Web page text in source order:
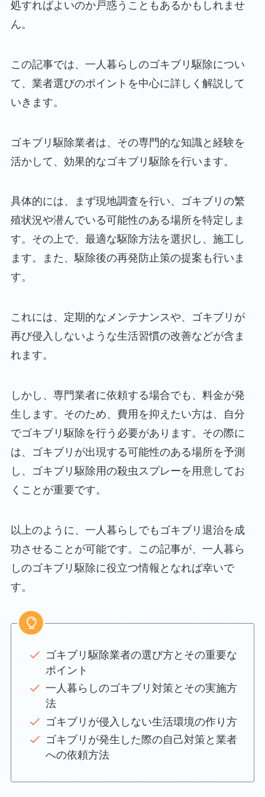
処すればよいのか戸惑うこともあるかもしれませ
ん。
この記事では、一人暮らしのゴキブリ駆除につい
て、業者選びのポイントを中心に詳しく解説して
いきます。
ゴキブリ駆除業者は、その専門的な知識と経験を
活かして、効果的なゴキブリ駆除を行います。
具体的には、まず現地調査を行い、ゴキブリの繁
殖状況や潜んでいる可能性のある場所を特定しま
す。その上で、最適な駆除方法を選択し、施工し
ます。また、駆除後の再発防止策の提案も行いま
す。
これには、定期的なメンテナンスや、ゴキブリが
再び侵入しないような生活習慣の改善などが含ま
れます。
しかし、専門業者に依頼する場合でも、料金が発
生します。そのため、費用を抑えたい方は、自分
でゴキブリ駆除を行う必要があります。その際に
は、ゴキブリが出現する可能性のある場所を予測
し、ゴキブリ駆除用の殺虫スプレーを用意してお
くことが重要です。
以上のように、一人暮らしでもゴキブリ退治を成
功させることが可能です。この記事が、一人暮ら
しのゴキブリ駆除に役立つ情報となれば幸いで
す。
ゴキブリ駆除業者の選び方とその重要な
ポイント
一人暮らしのゴキブリ対策とその実施方
法
ゴキブリが侵入しない生活環境の作り方
ゴキブリが発生した際の自己対策と業者
への依頼方法